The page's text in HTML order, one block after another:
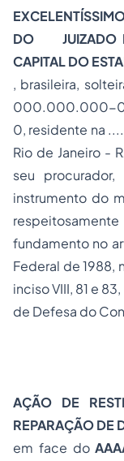
DO JUIZADO
CAPITAL DO
, brasileira,
000.000.000-
0, residente na
Rio de Janeiro -
seu
instrumento do
fundamento no
Federal de 1988,
inciso VIII, 81 e 83,
de Defesa do
AÇÃO DE
REPARAÇÃO DE
em face do